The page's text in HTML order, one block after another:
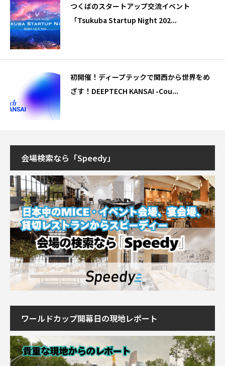
つくばのスタートアップ交流イベント
「Tsukuba Startup Night 202...
初開催！ディープテックで関西から世界をめ
ざす！DEEPTECH KANSAI -Cou...
会場検索なら「Speedy」
ワールドカップ開幕日の現地レポート